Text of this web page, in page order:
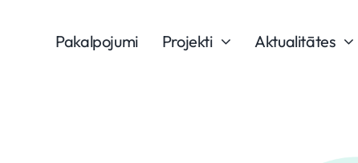
Pakalpojumi Projekti Aktualitātes